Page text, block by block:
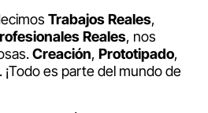
Trabajos Reales,
Reales, nos
Creación, Prototipado,
. ¡Todo es parte del mundo de